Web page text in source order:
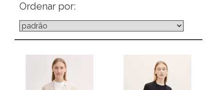
Ordenar por: